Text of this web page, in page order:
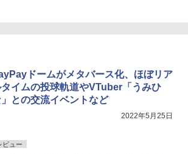
ドームがメタバース化、ほぼリア
タイムの投球軌道やVTuber「うみひ
との交流イベントなど
2022年5月25日
ビュー